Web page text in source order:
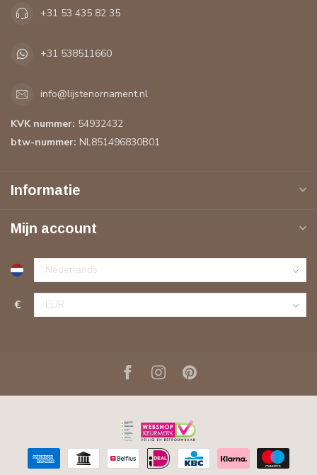
+31 53 435 82 35
+31 538511660
info@lijstenornament.nl
KVK nummer: 54932432
btw-nummer: NL851496830B01
Informatie
Mijn account
€